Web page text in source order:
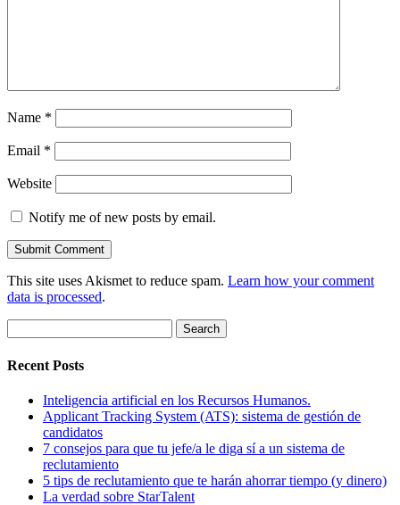
Name *
Email *
Website
Notify me of new posts by email.
This site uses Akismet to reduce spam. Learn how your comment
data is processed.
for:
Recent Posts
Inteligencia artificial en los Recursos Humanos.
Applicant Tracking System (ATS): sistema de gestión de
candidatos
7 consejos para que tu jefe/a le diga sí a un sistema de
reclutamiento
5 tips de reclutamiento que te harán ahorrar tiempo (y dinero)
La verdad sobre StarTalent